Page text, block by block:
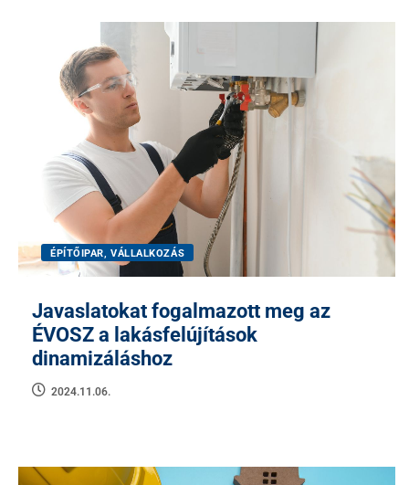
ÉPÍTŐIPAR, VÁLLALKOZÁS
Javaslatokat fogalmazott meg az
ÉVOSZ a lakásfelújítások
dinamizáláshoz
2024.11.06.